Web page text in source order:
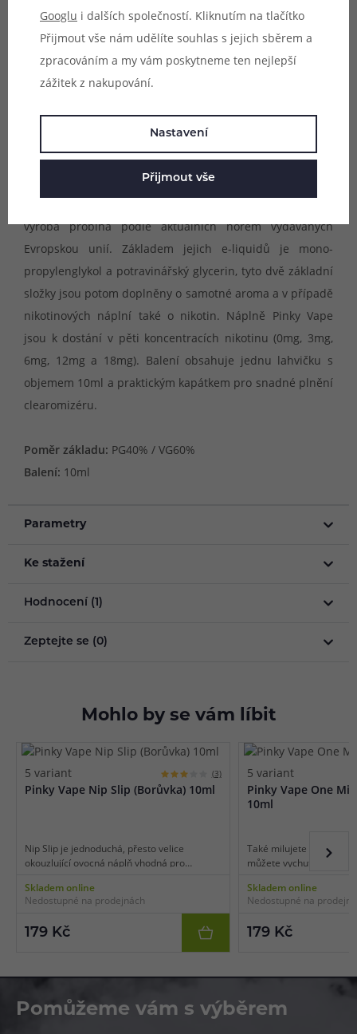
Pinky Vape jsou vyráběny na území Evropské unie a
obsahují poměr základuPG/VG 40/60a díky tomu jsou
ideální volbou pro všechny typy MTL e-cigaret pro
klasické šlukování, včetně stále více oblíbených POD
systémů, ale také pro většinu DL e-cigaret pro přímý
Pinky Vape je evropská společnost zaměřující se na
výroba probíhá podle aktuálních norem vydávaných
Evropskou unií. Základem jejich e-liquidů je mono-
propylenglykol a potravinářský glycerin, tyto dvě základní
složky jsou potom doplněny o samotné aroma a v případě
nikotinových náplní také o nikotin. Náplně Pinky Vape
jsou k dostání v pěti koncentracích nikotinu (0mg, 3mg,
6mg, 12mg a 18mg). Balení obsahuje jednu lahvičku s
objemem 10ml a praktickým kapátkem pro snadné plnění
clearomizéru.
Poměr základu: PG40% / VG60%
Balení: 10ml
Parametry
Ke stažení
Hodnocení (1)
Zeptejte se (0)
Mohlo by se vám líbit
5 variant (3)
Pinky Vape Nip Slip (Borůvka) 10ml
Nip Slip je jednoduchá, přesto velice
okouzlující ovocná náplň vhodná pro
borůvek, které vytvořily unikátní a
autentickou chuť pravé lesní borůvky tak, jak
jemně nakyslá a mimořádně sladká.
Skladem online
Nedostupné na prodejnách
179 Kč
5 variant
Pinky Vape One
10ml
Také milujete vodní
můžete vychutnat také
svěžesti a sladkého
chuti šťavnatého
sladkost.
Skladem online
Nedostupné na
179 Kč
Pomůžeme vám s výběrem
Googlu i dalších společností. Kliknutím na tlačítko
Přijmout vše nám udělíte souhlas s jejich sběrem a
zpracováním a my vám poskytneme ten nejlepší
zážitek z nakupování.
Nastavení
Přijmout vše